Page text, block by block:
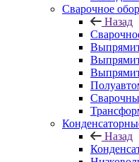
Сварочное
Назад
Назад